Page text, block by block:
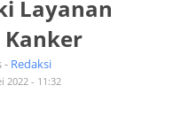
Layanan
Kanker
- Redaksi
2022 - 11:32